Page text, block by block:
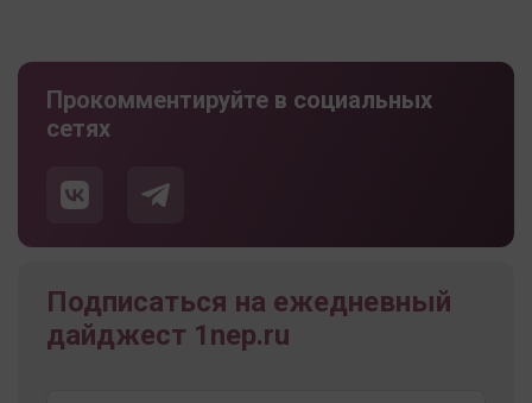
Прокомментируйте в социальных
сетях
Подписаться на ежедневный
дайджест 1nep.ru